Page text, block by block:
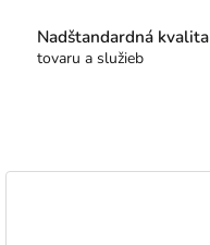
Nadštandardná kvalita
tovaru a služieb